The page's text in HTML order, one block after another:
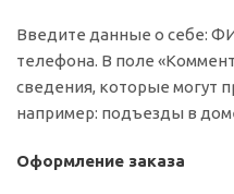
Введите данные о себе:
телефона. В поле
сведения, которые могут
например: подъезды в
Оформление заказа